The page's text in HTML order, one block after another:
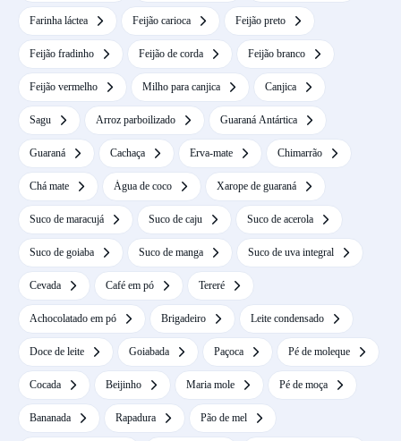
Farinha láctea Feijão carioca Feijão preto
Feijão fradinho Feijão de corda Feijão branco
Feijão vermelho Milho para canjica Canjica
Sagu Arroz parboilizado Guaraná Antártica
Guaraná Cachaça Erva-mate Chimarrão
Chá mate Água de coco Xarope de guaraná
Suco de maracujá Suco de caju Suco de acerola
Suco de goiaba Suco de manga Suco de uva integral
Cevada Café em pó Tereré
Achocolatado em pó Brigadeiro Leite condensado
Doce de leite Goiabada Paçoca Pé de moleque
Cocada Beijinho Maria mole Pé de moça
Bananada Rapadura Pão de mel